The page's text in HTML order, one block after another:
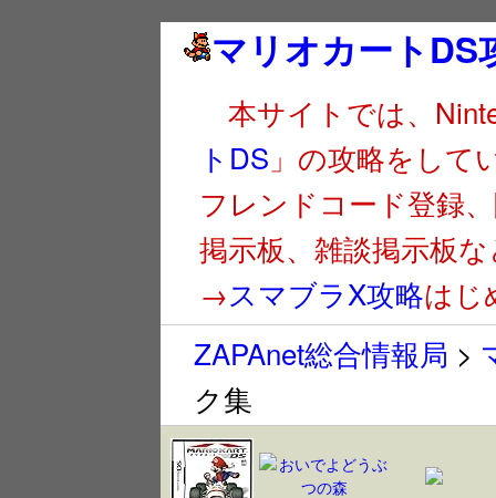
マリオカートDS
本サイトでは、
トDS 」の攻略をして
フレンドコード登録
掲示板、雑談掲示板
→スマブラX攻略はじ
ZAPAnet総合情報局 >
ク集